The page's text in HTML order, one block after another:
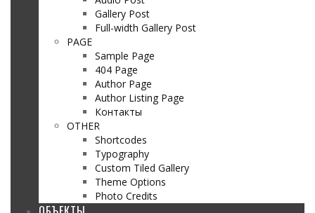
Gallery Post
Full-width Gallery Post
PAGE
Sample Page
404 Page
Author Page
Author Listing Page
Контакты
OTHER
Shortcodes
Typography
Custom Tiled Gallery
Theme Options
Photo Credits